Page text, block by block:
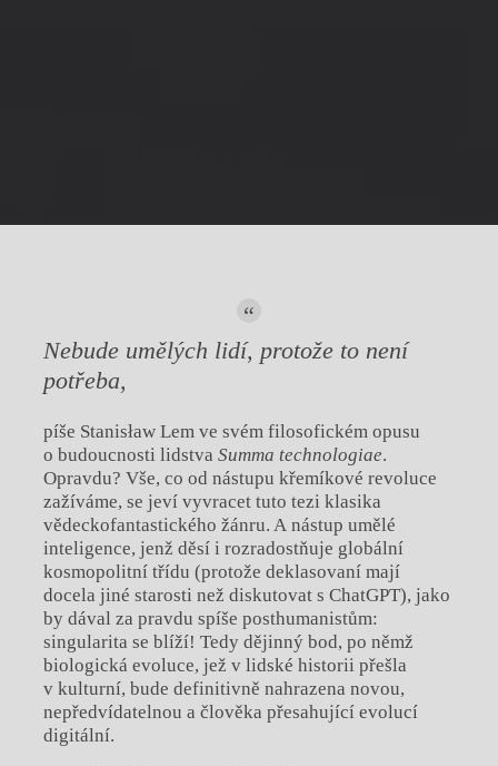
Nebude umělých lidí, protože to není
potřeba,
píše Stanisław Lem ve svém filosofickém opusu
o budoucnosti lidstva Summa technologiae.
Opravdu? Vše, co od nástupu křemíkové revoluce
zažíváme, se jeví vyvracet tuto tezi klasika
vědeckofantastického žánru. A nástup umělé
inteligence, jenž děsí i rozradostňuje globální
kosmopolitní třídu (protože deklasovaní mají
docela jiné starosti než diskutovat s ChatGPT), jako
by dával za pravdu spíše posthumanistům:
singularita se blíží! Tedy dějinný bod, po němž
biologická evoluce, jež v lidské historii přešla
v kulturní, bude definitivně nahrazena novou,
nepředvídatelnou a člověka přesahující evolucí
digitální.